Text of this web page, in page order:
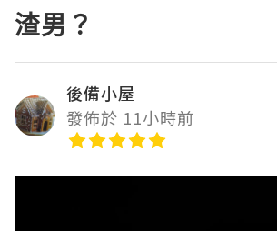
渣男？
後備小屋
發佈於 11小時前